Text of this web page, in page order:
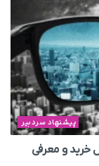
پیشنهاد سردبیر
خرید و معرفی